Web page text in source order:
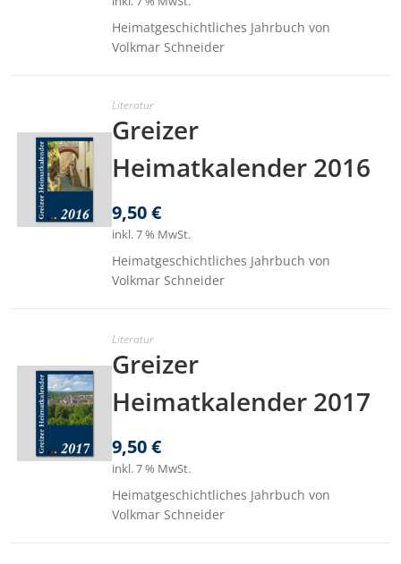
Heimatgeschichtliches Jahrbuch von
Volkmar Schneider
Literatur
Greizer
Heimatkalender 2016
9,50€
inkl. 7 % MwSt.
Heimatgeschichtliches Jahrbuch von
Volkmar Schneider
Literatur
Greizer
Heimatkalender 2017
9,50€
inkl. 7 % MwSt.
Heimatgeschichtliches Jahrbuch von
Volkmar Schneider